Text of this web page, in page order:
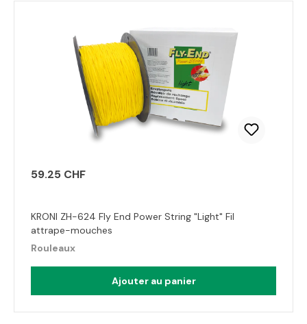
59.25 CHF
KRONI ZH-624 Fly End Power String "Light" Fil
attrape-mouches
Rouleaux
Ajouter au panier